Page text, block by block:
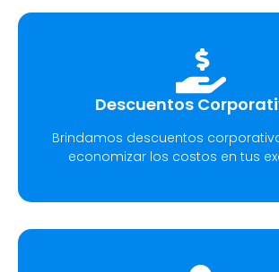
Descuentos
Brindamos descuentos
economizar los costos en tus